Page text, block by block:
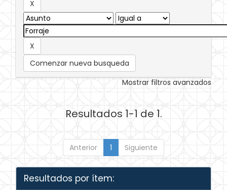
Comenzar nueva busqueda
Mostrar filtros avanzados
Resultados 1-1 de 1.
Anterior 1 Siguiente
Resultados por ítem: